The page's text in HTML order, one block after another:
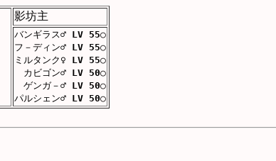
影坊主
バンギラス♂LV 55○
フ－ディン♂LV 55○
ミルタンク♀ LV 55○
カビゴン♂LV 50○
ゲンガ－♂LV 50○
パルシェン♂LV 50○